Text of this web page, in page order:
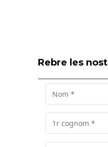
Rebre les